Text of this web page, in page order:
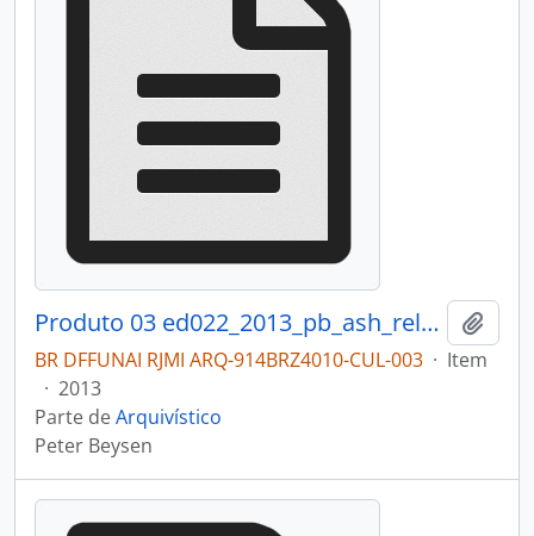
Produto 03 ed022_2013_pb_ash_relatorio.pdf
BR DFFUNAI RJMI ARQ-914BRZ4010-CUL-003 · Item
· 2013
Parte deArquivístico
Peter Beysen